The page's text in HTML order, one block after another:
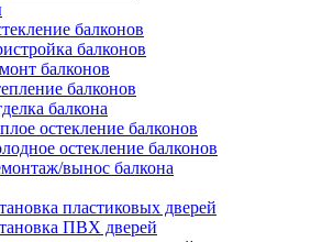
балконов
балконов
балконов
балконов
балкона
остекление балконов
остекление балконов
вынос балкона
пластиковых дверей
ПВХ дверей